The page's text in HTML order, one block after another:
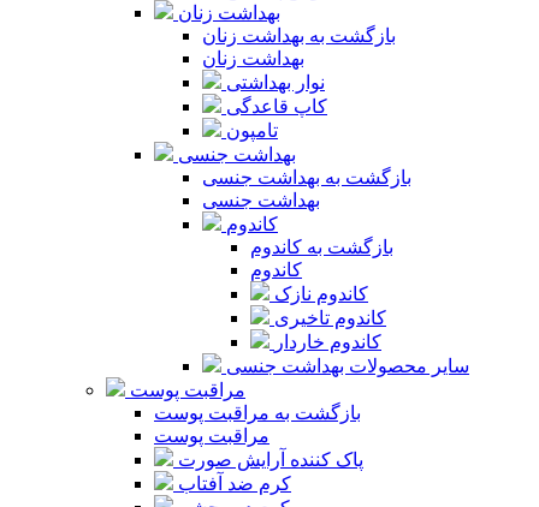
بهداشت زنان
بازگشت به بهداشت زنان
بهداشت زنان
نوار بهداشتی
کاپ قاعدگی
تامپون
بهداشت جنسی
بازگشت به بهداشت جنسی
بهداشت جنسی
کاندوم
بازگشت به کاندوم
کاندوم
کاندوم نازک
کاندوم تاخیری
کاندوم خاردار
سایر محصولات بهداشت جنسی
مراقبت پوست
بازگشت به مراقبت پوست
مراقبت پوست
پاک کننده آرایش صورت
کرم ضد آفتاب